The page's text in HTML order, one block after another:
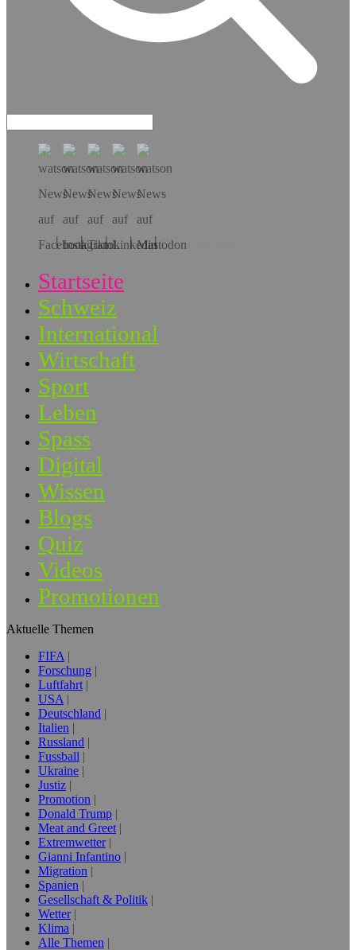
Hol dir die App!
Startseite
Schweiz
International
Wirtschaft
Sport
Leben
Spass
Digital
Wissen
Blogs
Quiz
Videos
Promotionen
Aktuelle Themen
FIFA
Forschung
Luftfahrt
USA
Deutschland
Italien
Russland
Fussball
Ukraine
Justiz
Promotion
Donald Trump
Meat and Greet
Extremwetter
Gianni Infantino
Migration
Spanien
Gesellschaft & Politik
Wetter
Klima
Alle Themen